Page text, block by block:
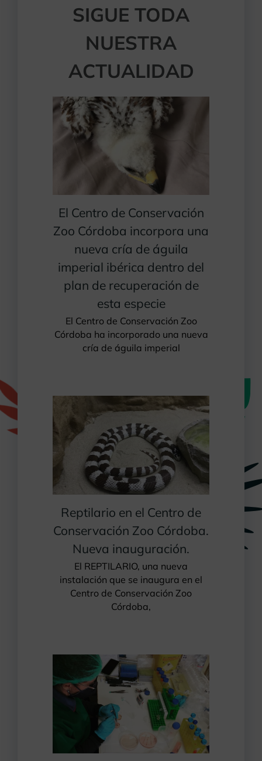
SIGUE TODA
NUESTRA
ACTUALIDAD
El Centro de Conservación
Zoo Córdoba incorpora una
nueva cría de águila
imperial ibérica dentro del
plan de recuperación de
esta especie
El Centro de Conservación Zoo
Córdoba ha incorporado una nueva
cría de águila imperial
Reptilario en el Centro de
Conservación Zoo Córdoba.
Nueva inauguración.
El REPTILARIO, una nueva
instalación que se inaugura en el
Centro de Conservación Zoo
Córdoba,